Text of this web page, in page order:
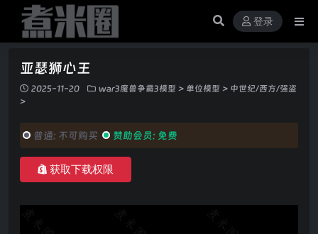
登录
亚瑟狮心王
2025-11-20 war3魔兽争霸3模型 > 单位模型 > 中世纪/西方/强盗
>
普通: 不可购买 赞助会员: 免费
获取下载权限